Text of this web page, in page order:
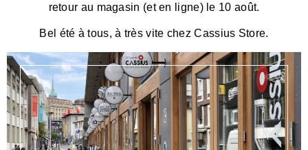
retour au magasin (et en ligne) le 10 août.
Bel été à tous, à très vite chez Cassius Store.